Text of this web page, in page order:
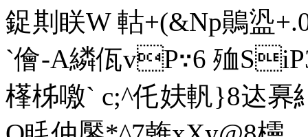
鋜剘眹W 軲+(&Np鶰盕
`儈-A繗佤vP∵6 殈
樥柹噭` c;^仛妋軓}8迏